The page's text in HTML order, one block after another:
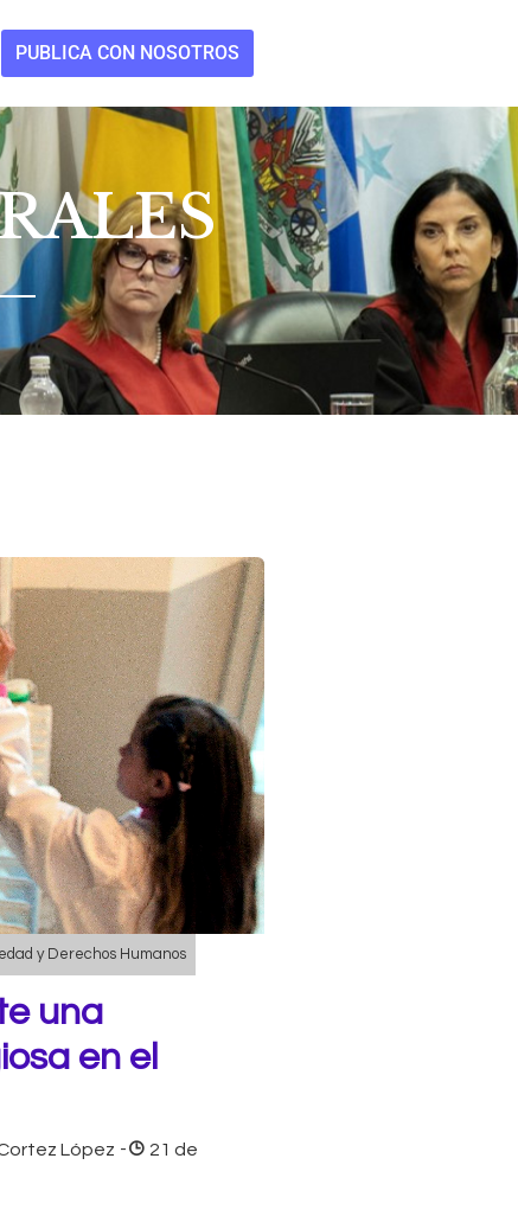
PUBLICA CON NOSOTROS
y Derechos Humanos
una
en el
López -
21 de